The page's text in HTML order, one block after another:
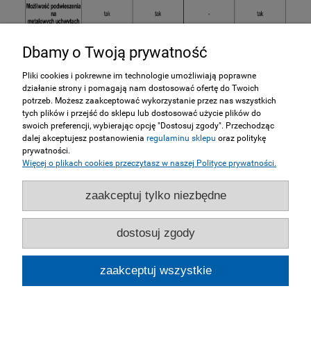
ZAKUPY
MOJE KONTO
SERWIS
NASZE STRONY
pokaż pełną wersję strony
Sklep internetowy Shoper.pl
Dbamy o Twoją prywatność
Pliki cookies i pokrewne im technologie umożliwiają poprawne
działanie strony i pomagają nam dostosować ofertę do Twoich
potrzeb. Możesz zaakceptować wykorzystanie przez nas wszystkich
tych plików i przejść do sklepu lub dostosować użycie plików do
swoich preferencji, wybierając opcję "Dostosuj zgody". Przechodząc
dalej akceptujesz postanowienia regulaminu sklepu oraz politykę
prywatności.
Więcej o plikach cookies przeczytasz w naszej Polityce prywatności.
zaakceptuj tylko niezbędne
dostosuj zgody
zaakceptuj wszystkie